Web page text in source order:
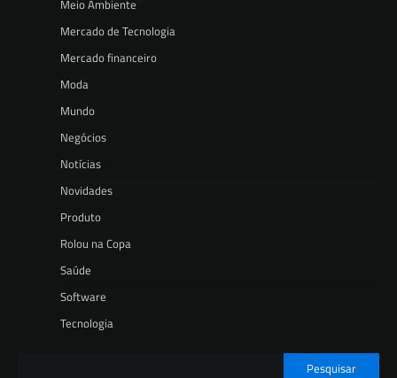
Meio Ambiente
Mercado de Tecnologia
Mercado financeiro
Moda
Mundo
Negócios
Notícias
Novidades
Produto
Rolou na Copa
Saúde
Software
Tecnologia
Pesquisar